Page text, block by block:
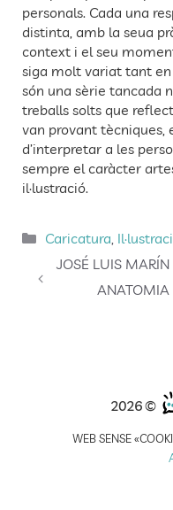
personals. Cada una
distinta, amb la seua
context i el seu
siga molt variat tant
són una sèrie tancada
treballs solts que
van provant tècniques,
d’interpretar a les
sempre el caràcter
il·lustració.
Categories
Caricatura,
JOSÉ LUIS MARÍN
ANATOMIA
2026 ©
WEB SENSE